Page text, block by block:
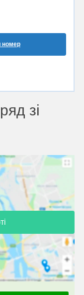
номер
зі